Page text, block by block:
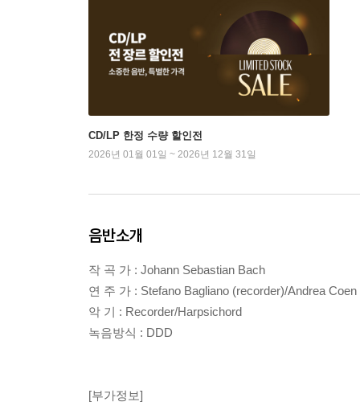
CD/LP 한정 수량 할인전
2026년 01월 01일 ~ 2026년 12월 31일
음반소개
작 곡 가 : Johann Sebastian Bach
연 주 가 : Stefano Bagliano (recorder)/Andrea
악 기 : Recorder/Harpsichord
녹음방식 : DDD
[부가정보]